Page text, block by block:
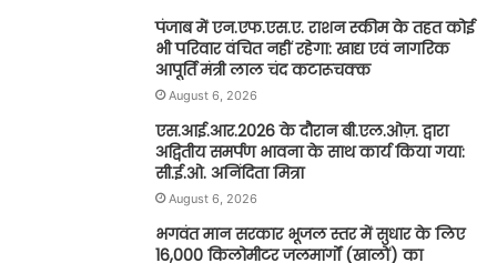
पंजाब में एन.एफ.एस.ए. राशन स्कीम के तहत कोई
भी परिवार वंचित नहीं रहेगा: खाद्य एवं नागरिक
आपूर्ति मंत्री लाल चंद कटारूचक्क
August 6, 2026
एस.आई.आर.2026 के दौरान बी.एल.ओज़. द्वारा
अद्वितीय समर्पण भावना के साथ कार्य किया गया:
सी.ई.ओ. अनिंदिता मित्रा
August 6, 2026
भगवंत मान सरकार भूजल स्तर में सुधार के लिए
16,000 किलोमीटर जलमार्गों (खालों) का